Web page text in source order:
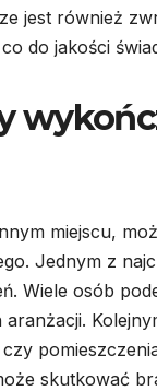
jest również
do jakości
miejscu,
Jednym z
Wiele osób
skutkować